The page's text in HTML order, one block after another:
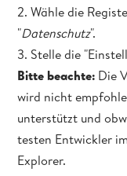
2. Wähle die
"Datenschutz".
3. Stelle die
Bitte beachte: Die
wird nicht
unterstützt und
testen Entwickler
Explorer.